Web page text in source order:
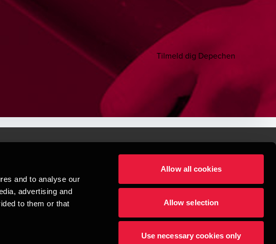
and to analyse our
advertising and
to them or that
Allow all cookies
Allow selection
Use necessary cookies only
Tilmeld dig Depechen
hjælper mennesker
rådgivning begynder med at opbygge enestående relationer.
Revisionspartnerselskab, en danskejet rådgivnings- og revisionsvirksomhed,
Limited - et UK-baseret selskab med begrænset hæftelse - og del af det internationale
af uafhængige medlemsfirmaer. BDO er varemærke for både BDO-netværket og for alle BDO